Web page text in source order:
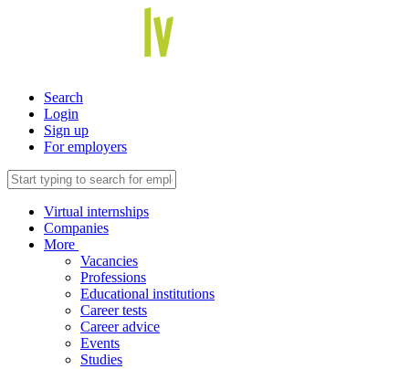
Search
Login
Sign up
For employers
Virtual internships
Companies
More
Vacancies
Professions
Educational institutions
Career tests
Career advice
Events
Studies